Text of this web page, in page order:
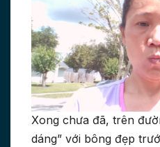
Xong chưa đã, trên
dáng” với bông đẹp